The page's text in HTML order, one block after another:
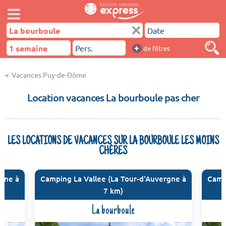
+ de filtres
Vacances Puy-de-Dôme
Location vacances La bourboule pas cher
LES LOCATIONS DE VACANCES SUR LA BOURBOULE LES MOINS
CHÈRES
à
Camping La Vallee (La Tour-d'Auvergne à
7 km)
La bourboule